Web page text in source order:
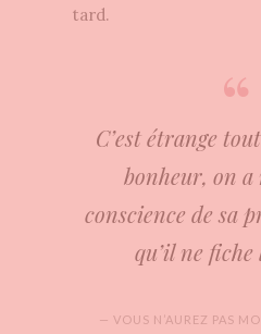
tard.
C’est étrange
bonheur, on
conscience de sa
qu’il ne fiche
— VOUS N’AUREZ PAS